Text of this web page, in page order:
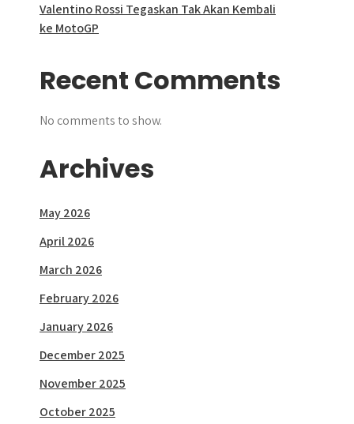
Valentino Rossi Tegaskan Tak Akan Kembali
ke MotoGP
Recent Comments
No comments to show.
Archives
May 2026
April 2026
March 2026
February 2026
January 2026
December 2025
November 2025
October 2025